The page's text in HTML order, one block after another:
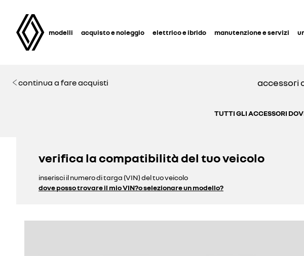
modelli acquisto e noleggio elettrico e ibrido manutenzione e servizi
continua a fare acquisti accessori
TUTTI GLI ACCESSORI
verifica la compatibilità del tuo veicolo
inserisci il numero di targa (VIN) del tuo veicolo
dove posso trovare il mio VIN?o selezionare un modello?